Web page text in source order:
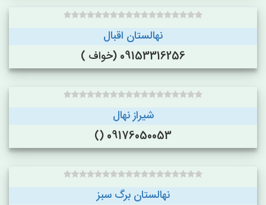
نهالستان اقبال
09153316256 (خواف )
شیراز نهال
09176050053 ()
نهالستان برگ سبز